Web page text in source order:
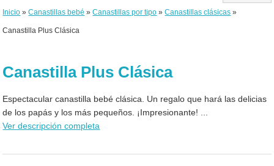
Inicio »Canastillas bebé »Canastillas por tipo »Canastillas clásicas »
Canastilla Plus Clásica
Canastilla Plus Clásica
Espectacular canastilla bebé clásica. Un regalo que hará las delicias
de los papás y los más pequeños. ¡Impresionante! ...
Ver descripción completa